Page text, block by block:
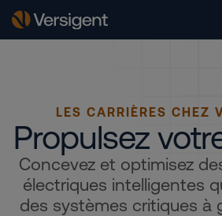
LES CARRIÈRES CHEZ
Propulsez
Concevez et optimisez
électriques intelligentes
des systèmes critiques à